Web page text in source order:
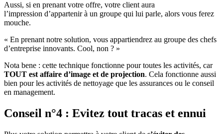
Aussi, si en prenant votre offre, votre client aura
l’impression d’appartenir à un groupe qui lui parle, alors vous ferez
mouche.
« En prenant notre solution, vous appartiendrez au groupe des chefs
d’entreprise innovants. Cool, non ? »
Nota bene : cette technique fonctionne pour toutes les activités, car
TOUT est affaire d’image et de projection. Cela fonctionne aussi
bien pour les activités de nettoyage que les assurances ou le conseil
en management.
Conseil n°4 : Evitez tout tracas et ennui